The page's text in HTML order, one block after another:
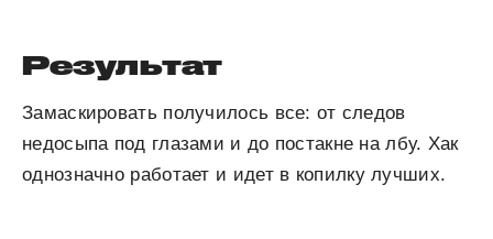
Результат
Замаскировать получилось все: от следов
недосыпа под глазами и до постакне на лбу. Хак
однозначно работает и идет в копилку лучших.